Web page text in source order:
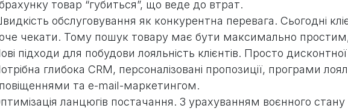
товар “губиться”, що веде до втрат.
обслуговування як конкурентна перевага. Сьогодні
чекати. Тому пошук товару має бути максимально
підходи для побудови лояльність клієнтів. Просто
глибока CRM, персоналізовані пропозиції, програми
та e-mail-маркетингом.
ланцюгів постачання. З урахуванням воєнного стану